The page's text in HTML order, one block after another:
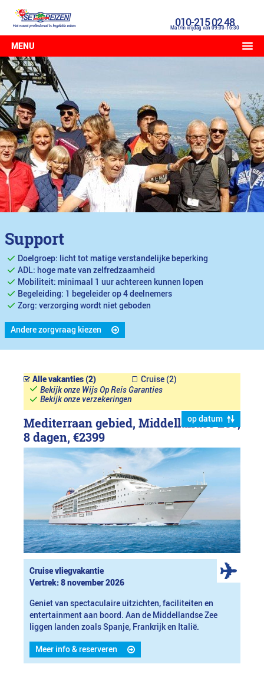
010-215 02 48
Ma t/m vrijdag van 09:30-16:30
MENU
Support
Doelgroep: licht tot matige verstandelijke beperking
ADL: hoge mate van zelfredzaamheid
Mobiliteit: minimaal 1 uur achtereen kunnen lopen
Begeleiding: 1 begeleider op 4 deelnemers
Zorg: verzorging wordt niet geboden
Andere zorgvraag kiezen
Alle vakanties (2)
Cruise (2)
Bekijk onze Wijs Op Reis Garanties
Bekijk onze verzekeringen
op datum
Mediterraan gebied, Middellandse Zee,
8 dagen, €2399
Cruise vliegvakantie
Vertrek: 8 november 2026
Geniet van spectaculaire uitzichten, faciliteiten en
entertainment aan boord. Aan de Middellandse Zee
liggen landen zoals Spanje, Frankrijk en Italië.
Meer info & reserveren